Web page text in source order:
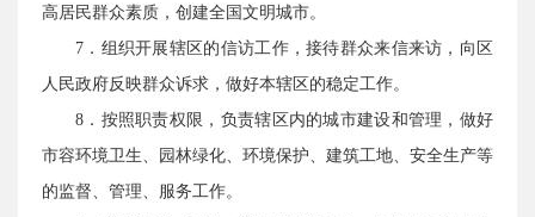
高居民群众素质，创建全国文明城市。
7．组织开展辖区的信访工作，接待群众来信来访，向区
人民政府反映群众诉求，做好本辖区的稳定工作。
8．按照职责权限，负责辖区内的城市建设和管理，做好
市容环境卫生、园林绿化、环境保护、建筑工地、安全生产等
的监督、管理、服务工作。